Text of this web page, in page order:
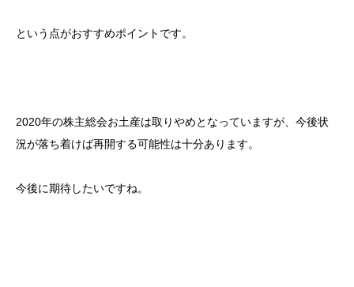
という点がおすすめポイントです。
2020年の株主総会お土産は取りやめとなっていますが、今後状
況が落ち着けば再開する可能性は十分あります。
今後に期待したいですね。